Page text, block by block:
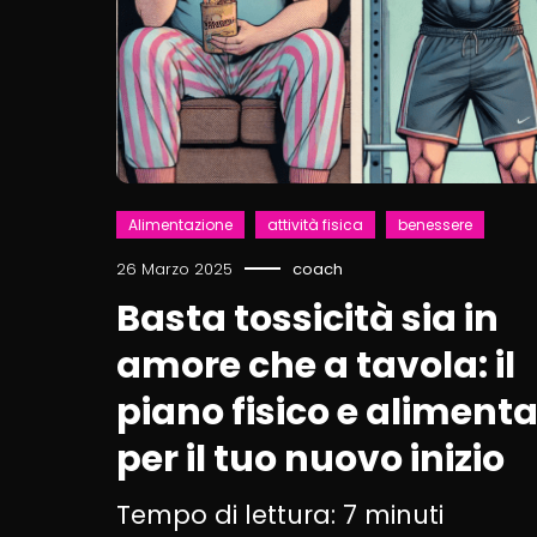
Alimentazione attività fisica benessere
26 Marzo 2025 coach
Basta tossicità sia in
amore che a tavola: il
piano fisico e
per il tuo nuovo inizio
Tempo di lettura: 7 minuti